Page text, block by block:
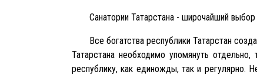
Санатории Татарстана - широчайший
Все богатства республики Татарстан
Татарстана необходимо упомянуть
республику, как единожды, так и регулярно.